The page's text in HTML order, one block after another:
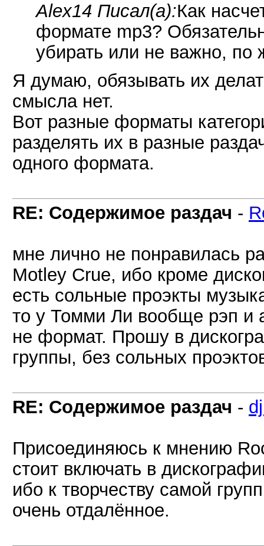
Alex14 Писал(а):Как
формате mp3?
убирать или не важно, по
Я думаю, обязывать их
смысла нет.
Вот разные форматы
разделять их в разные
одного формата.
RE: Содержимое раздач -
мне лично не понравилась
Motley Crue, ибо кроме
есть сольные проэкты
то у Томми Ли вообще рэп и
не формат. Прошу в
группы, без сольных
RE: Содержимое раздач -
Присоединяюсь к мнению
стоит включать в
ибо к творчеству самой
очень отдалённое.